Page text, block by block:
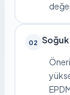
02 Soğuk